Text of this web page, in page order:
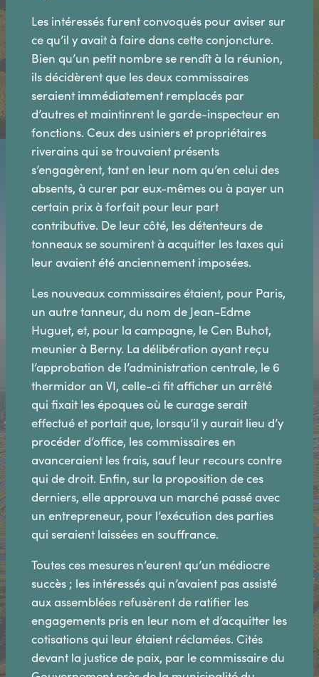
Les intéressés furent convoqués pour aviser sur
ce qu’il y avait à faire dans cette conjoncture.
Bien qu’un petit nombre se rendît à la réunion,
ils décidèrent que les deux commissaires
seraient immédiatement remplacés par
d’autres et maintinrent le garde-inspecteur en
fonctions. Ceux des usiniers et propriétaires
riverains qui se trouvaient présents
s’engagèrent, tant en leur nom qu’en celui des
absents, à curer par eux-mêmes ou à payer un
certain prix à forfait pour leur part
contributive. De leur côté, les détenteurs de
tonneaux se soumirent à acquitter les taxes qui
leur avaient été anciennement imposées.
Les nouveaux commissaires étaient, pour Paris,
un autre tanneur, du nom de Jean-Edme
Huguet, et, pour la campagne, le Cen Buhot,
meunier à Berny. La délibération ayant reçu
l’approbation de l’administration centrale, le 6
thermidor an VI, celle-ci fit afficher un arrêté
qui fixait les époques où le curage serait
effectué et portait que, lorsqu’il y aurait lieu d’y
procéder d’office, les commissaires en
avanceraient les frais, sauf leur recours contre
qui de droit. Enfin, sur la proposition de ces
derniers, elle approuva un marché passé avec
un entrepreneur, pour l’exécution des parties
qui seraient laissées en souffrance.
Toutes ces mesures n’eurent qu’un médiocre
succès ; les intéressés qui n’avaient pas assisté
aux assemblées refusèrent de ratifier les
engagements pris en leur nom et d’acquitter les
cotisations qui leur étaient réclamées. Cités
devant la justice de paix, par le commissaire du